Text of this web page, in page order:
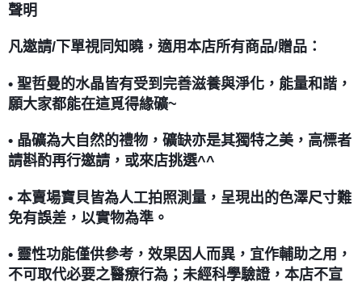
聲明
凡邀請/下單視同知曉，適用本店所有商品/贈品：
• 聖哲曼的水晶皆有受到完善滋養與淨化，能量和諧，
願大家都能在這覓得緣礦~
• 晶礦為大自然的禮物，礦缺亦是其獨特之美，高標者
請斟酌再行邀請，或來店挑選^^
• 本賣場寶貝皆為人工拍照測量，呈現出的色澤尺寸難
免有誤差，以實物為準。
• 靈性功能僅供參考，效果因人而異，宜作輔助之用，
不可取代必要之醫療行為；未經科學驗證，本店不宣